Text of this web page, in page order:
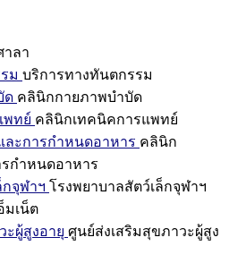
าลา
ม บริการทางทันตกรรม
ด คลินิกกายภาพบำบัด
พทย์ คลินิกเทคนิคการแพทย์
ะการกำหนดอาหาร คลินิก
กำหนดอาหาร
กจุฬาฯ โรงพยาบาลสัตว์เล็กจุฬาฯ
มเน็ต
ะผู้สูงอายุ ศูนย์ส่งเสริมสุขภาวะผู้สูง